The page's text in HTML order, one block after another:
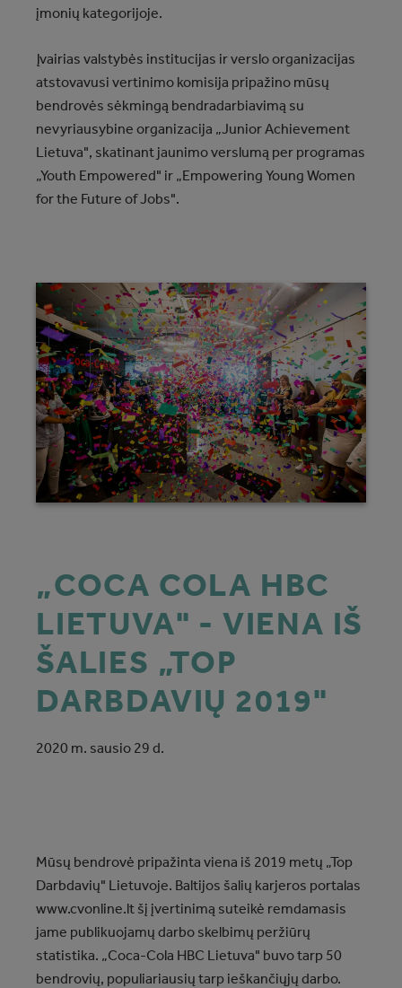
įmonių kategorijoje.
Įvairias valstybės institucijas ir verslo organizacijas
atstovavusi vertinimo komisija pripažino mūsų
bendrovės sėkmingą bendradarbiavimą su
nevyriausybine organizacija „Junior Achievement
Lietuva", skatinant jaunimo verslumą per programas
„Youth Empowered" ir „Empowering Young Women
for the Future of Jobs".
„COCA COLA HBC
LIETUVA" - VIENA IŠ
ŠALIES „TOP
DARBDAVIŲ 2019"
2020 m. sausio 29 d.
Mūsų bendrovė pripažinta viena iš 2019 metų „Top
Darbdavių" Lietuvoje. Baltijos šalių karjeros portalas
www.cvonline.lt šį įvertinimą suteikė remdamasis
jame publikuojamų darbo skelbimų peržiūrų
statistika. „Coca‑Cola HBC Lietuva" buvo tarp 50
bendrovių, populiariausių tarp ieškančiųjų darbo.